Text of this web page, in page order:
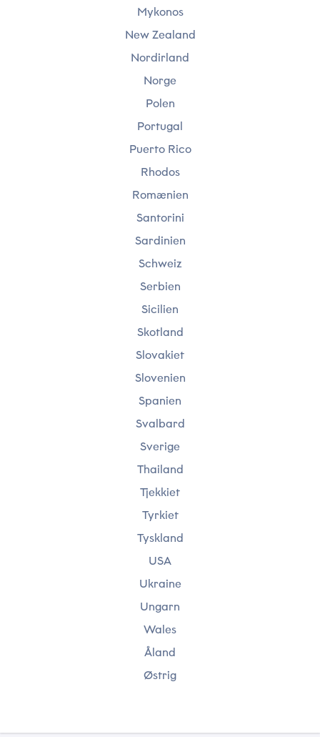
Mykonos
New Zealand
Nordirland
Norge
Polen
Portugal
Puerto Rico
Rhodos
Romænien
Santorini
Sardinien
Schweiz
Serbien
Sicilien
Skotland
Slovakiet
Slovenien
Spanien
Svalbard
Sverige
Thailand
Tjekkiet
Tyrkiet
Tyskland
USA
Ukraine
Ungarn
Wales
Åland
Østrig